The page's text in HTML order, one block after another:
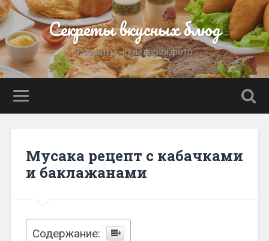
Секреты вкусных блюд
Рецепты, кулинария,фото
Мусака рецепт с кабачками
и баклажанами
Содержание: